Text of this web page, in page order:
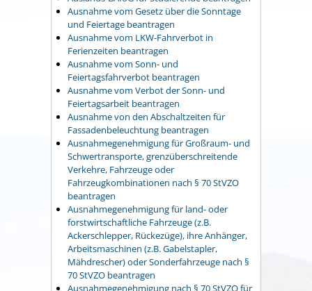
Ausnahme vom Gesetz über die Sonntage
und Feiertage beantragen
Ausnahme vom LKW-Fahrverbot in
Ferienzeiten beantragen
Ausnahme vom Sonn- und
Feiertagsfahrverbot beantragen
Ausnahme vom Verbot der Sonn- und
Feiertagsarbeit beantragen
Ausnahme von den Abschaltzeiten für
Fassadenbeleuchtung beantragen
Ausnahmegenehmigung für Großraum- und
Schwertransporte, grenzüberschreitende
Verkehre, Fahrzeuge oder
Fahrzeugkombinationen nach § 70 StVZO
beantragen
Ausnahmegenehmigung für land- oder
forstwirtschaftliche Fahrzeuge (z.B.
Ackerschlepper, Rückezüge), ihre Anhänger,
Arbeitsmaschinen (z.B. Gabelstapler,
Mähdrescher) oder Sonderfahrzeuge nach §
70 StVZO beantragen
Ausnahmegenehmigung nach § 70 StVZO für